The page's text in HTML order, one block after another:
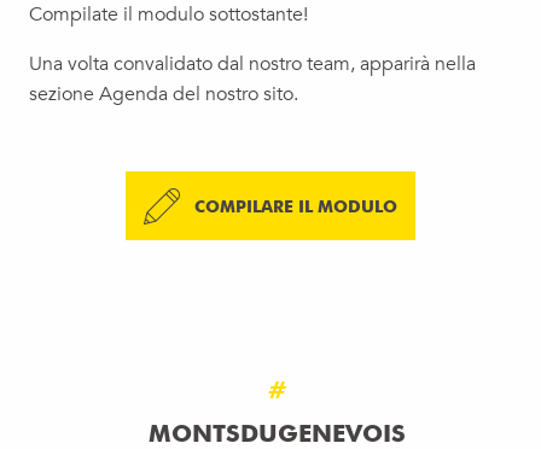
Compilate il modulo sottostante!
Una volta convalidato dal nostro team, apparirà nella
sezione Agenda del nostro sito.
COMPILARE IL MODULO
#
MONTSDUGENEVOIS